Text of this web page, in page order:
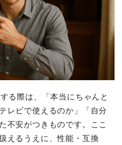
る際は、「本当にちゃんと
レビで使えるのか」「自分
不安がつきものです。ここ
えるうえに、性能・互換